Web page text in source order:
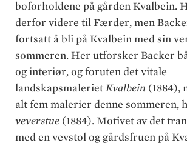
boforholdene på gården Kvalbein.
derfor videre til Færder, men
fortsatt å bli på Kvalbein med sin
sommeren. Her utforsker Backer
og interiør, og foruten det vitale
landskapsmalerietKvalbein (1884),
alt fem malerier denne sommeren,
veverstue(1884). Motivet av det
med en vevstol og gårdsfruen på